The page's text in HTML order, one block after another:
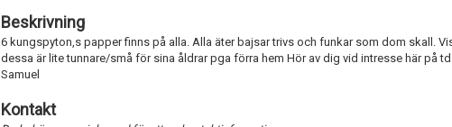
Beskrivning
6 kungspyton,s papper finns på alla. Alla äter bajsar trivs och funkar som dom skall.
dessa är lite tunnare/små för sina åldrar pga förra hem Hör av dig vid intresse här på td
Samuel
Kontakt